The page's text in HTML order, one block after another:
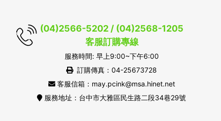
(04)2566-5202 / (04)2568-1205
客服訂購專線
服務時間: 早上9:00~下午6:00
訂購傳真：04-25673728
客服信箱：may.pcink@msa.hinet.net
服務地址：台中市大雅區民生路二段34巷29號